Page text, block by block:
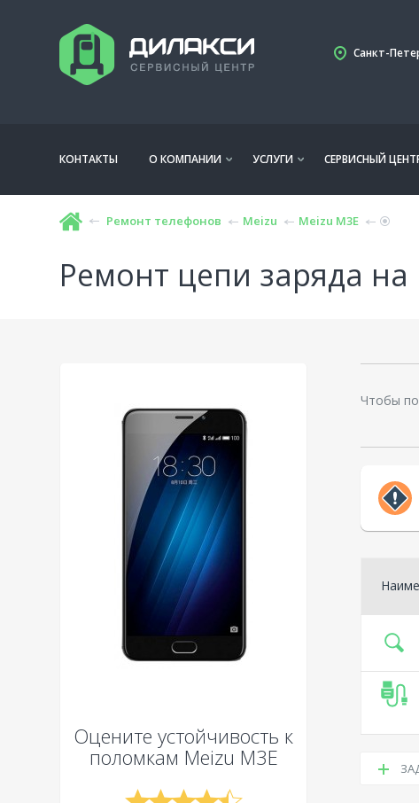
Санкт-
КОНТАКТЫ О КОМПАНИИ УСЛУГИ СЕРВИСНЫЙ
Ремонт телефонов Meizu Meizu M3E
Ремонт цепи заряда на
Оцените устойчивость к
поломкам Meizu M3E
Чтобы